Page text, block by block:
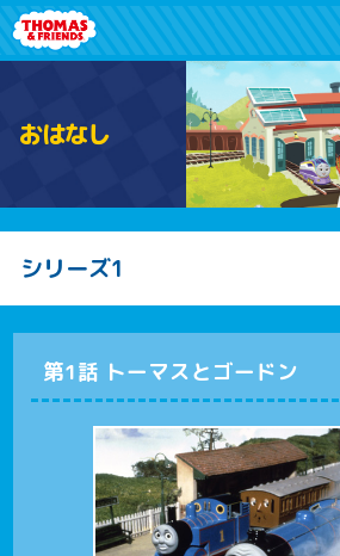
おはなし
シリーズ1
第1話 トーマスとゴードン